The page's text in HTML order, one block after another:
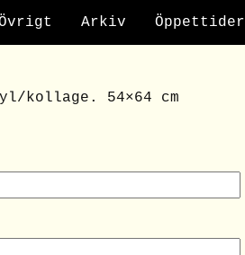
Arkiv Öppettider
kollage. 54×64 cm